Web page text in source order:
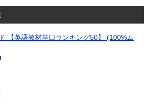
【英語教材辛口ランキング50】 (100%ム